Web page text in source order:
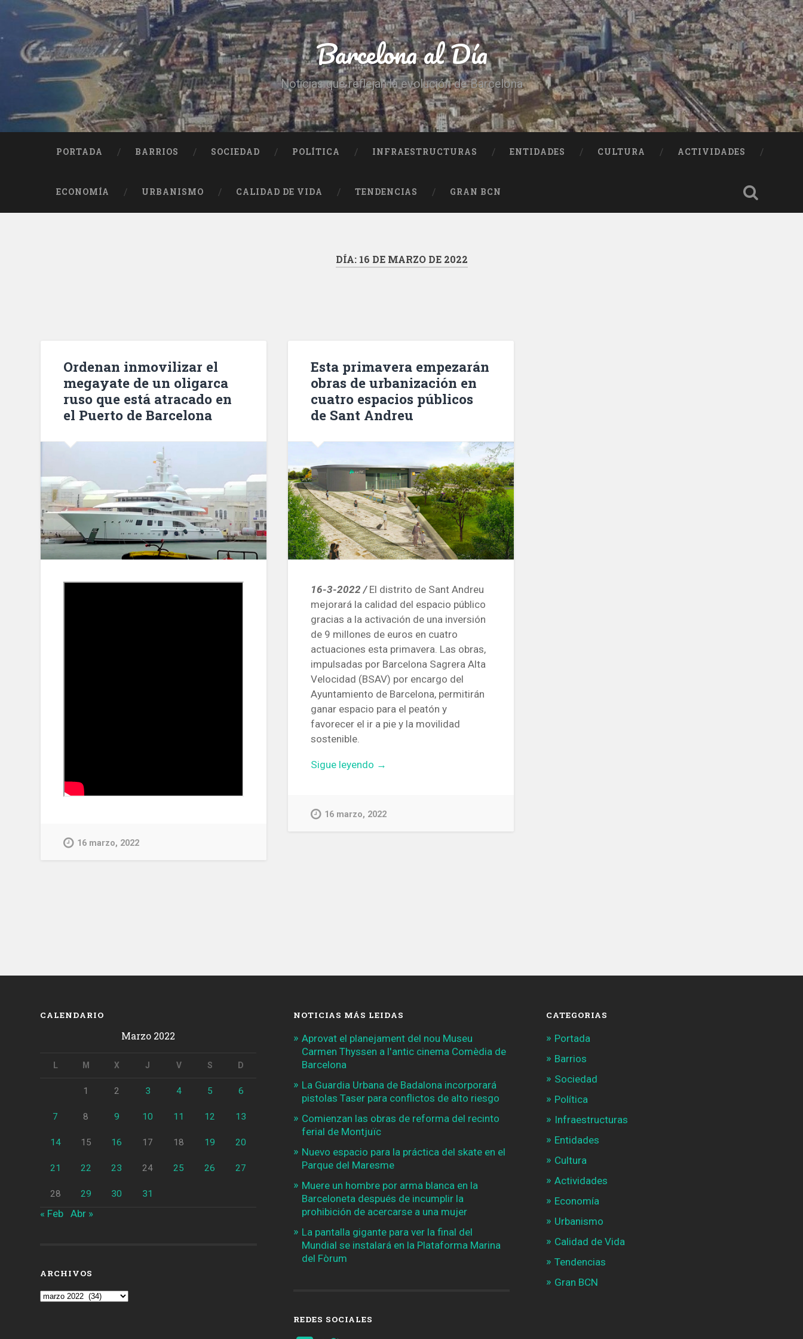
contenido
Buscar
Barcelona al Día
Noticias que reflejan la evolución de Barcelona
PORTADA BARRIOS SOCIEDAD POLÍTICA INFRAESTRUCTURAS ENTIDADES CULTURA ACTIVIDADES
ECONOMÍA URBANISMO CALIDAD DE VIDA TENDENCIAS GRAN BCN
DÍA: 16 DE MARZO DE 2022
Ordenan inmovilizar el
megayate de un oligarca
ruso que está atracado en
el Puerto de Barcelona
16 marzo, 2022
Esta primavera empezarán
obras de urbanización en
cuatro espacios públicos
de Sant Andreu
16-3-2022 /El distrito de Sant Andreu
mejorará la calidad del espacio público
gracias a la activación de una inversión
de 9 millones de euros en cuatro
actuaciones esta primavera. Las obras,
impulsadas por Barcelona Sagrera Alta
Velocidad (BSAV) por encargo del
Ayuntamiento de Barcelona, ​​permitirán
ganar espacio para el peatón y
favorecer el ir a pie y la movilidad
sostenible.
Sigue leyendo «Esta
obras
→
16 marzo, 2022
CALENDARIO
Marzo 2022
L M X J V S D
1 2 3 4 5 6
7 8 9 10 11 12 13
14 15 16 17 18 19 20
21 22 23 24 25 26 27
28 29 30 31
« Feb Abr »
ARCHIVOS
Archivos
NOTICIAS MÁS LEIDAS
Aprovat el planejament del nou Museu
Carmen Thyssen a l'antic cinema Comèdia de
Barcelona
La Guardia Urbana de Badalona incorporará
pistolas Taser para conflictos de alto riesgo
Comienzan las obras de reforma del recinto
ferial de Montjuïc
Nuevo espacio para la práctica del skate en el
Parque del Maresme
Muere un hombre por arma blanca en la
Barceloneta después de incumplir la
prohibición de acercarse a una mujer
La pantalla gigante para ver la final del
Mundial se instalará en la Plataforma Marina
del Fòrum
REDES SOCIALES
CATEGORIAS
Portada
Barrios
Sociedad
Política
Infraestructuras
Entidades
Cultura
Actividades
Economía
Urbanismo
Calidad de Vida
Tendencias
Gran BCN